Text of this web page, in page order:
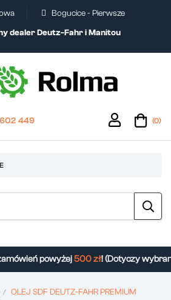
Bogucice - Pierwsze
dealer Deutz-Fahr i Manitou
449 (0)
powyżej500 zł! (Dotyczy
OLEJ SDF DEUTZ-FAHR PREMIUM